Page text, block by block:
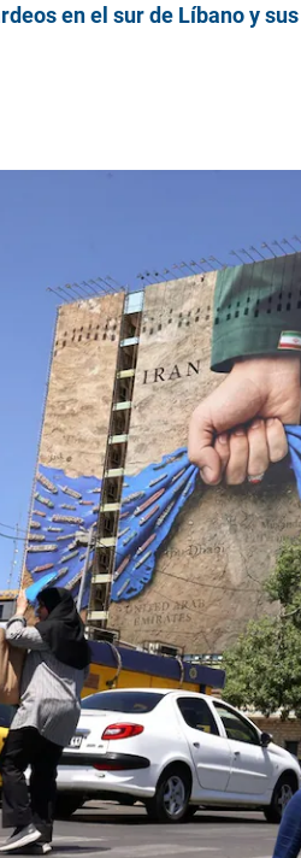
en el sur de Líbano y